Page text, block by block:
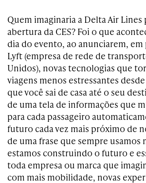
Quem imaginaria a Delta Air
abertura da CES? Foi o que
dia do evento, ao anunciarem, em
Lyft (empresa de rede de
Unidos), novas tecnologias que
viagens menos estressantes
que você sai de casa até o seu
de uma tela de informações que
para cada passageiro
futuro cada vez mais próximo de
de uma frase que sempre usamos
estamos construindo o futuro e
toda empresa ou marca que
com mais mobilidade, novas